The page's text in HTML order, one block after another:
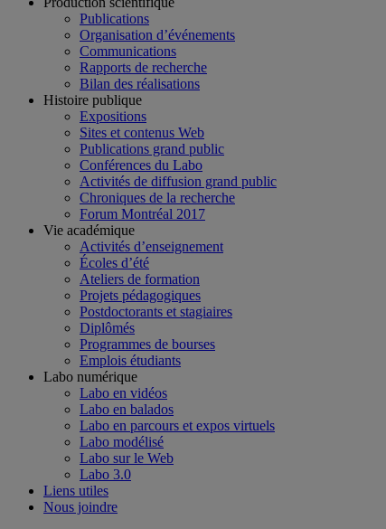
Publications
Organisation d’événements
Communications
Rapports de recherche
Bilan des réalisations
Histoire publique
Expositions
Sites et contenus Web
Publications grand public
Conférences du Labo
Activités de diffusion grand public
Chroniques de la recherche
Forum Montréal 2017
Vie académique
Activités d’enseignement
Écoles d’été
Ateliers de formation
Projets pédagogiques
Postdoctorants et stagiaires
Diplômés
Programmes de bourses
Emplois étudiants
Labo numérique
Labo en vidéos
Labo en balados
Labo en parcours et expos virtuels
Labo modélisé
Labo sur le Web
Labo 3.0
Liens utiles
Nous joindre